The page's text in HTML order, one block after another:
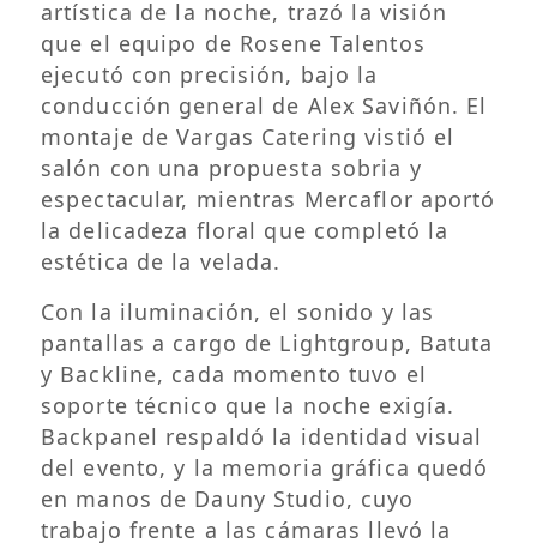
artística de la noche, trazó la visión
que el equipo de Rosene Talentos
ejecutó con precisión, bajo la
conducción general de Alex Saviñón. El
montaje de Vargas Catering vistió el
salón con una propuesta sobria y
espectacular, mientras Mercaflor aportó
la delicadeza floral que completó la
estética de la velada.
Con la iluminación, el sonido y las
pantallas a cargo de Lightgroup, Batuta
y Backline, cada momento tuvo el
soporte técnico que la noche exigía.
Backpanel respaldó la identidad visual
del evento, y la memoria gráfica quedó
en manos de Dauny Studio, cuyo
trabajo frente a las cámaras llevó la